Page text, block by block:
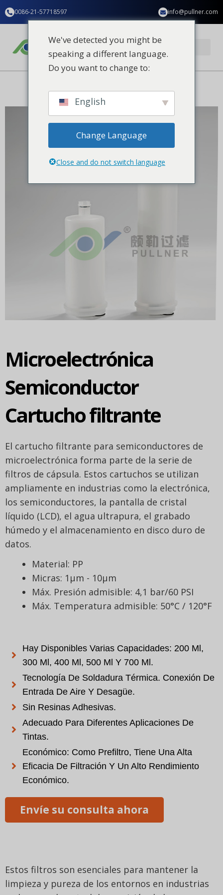
contenido
0086-21-57718597 info@pullner.com
Microelectrónica
Semiconductor
Cartucho filtrante
El cartucho filtrante para semiconductores de
microelectrónica forma parte de la serie de
filtros de cápsula. Estos cartuchos se utilizan
ampliamente en industrias como la electrónica,
los semiconductores, la pantalla de cristal
líquido (LCD), el agua ultrapura, el grabado
húmedo y el almacenamiento en disco duro de
datos.
Material: PP
Micras: 1μm - 10μm
Máx. Presión admisible: 4,1 bar/60 PSI
Máx. Temperatura admisible: 50°C / 120°F
Hay Disponibles Varias Capacidades: 200 Ml,
300 Ml, 400 Ml, 500 Ml Y 700 Ml.
Tecnología De Soldadura Térmica. Conexión De
Entrada De Aire Y Desagüe.
Sin Resinas Adhesivas.
Adecuado Para Diferentes Aplicaciones De
Tintas.
Económico: Como Prefiltro, Tiene Una Alta
Eficacia De Filtración Y Un Alto Rendimiento
Económico.
Envíe su consulta ahora
Estos filtros son esenciales para mantener la
limpieza y pureza de los entornos en industrias
We've detected you might be
speaking a different language.
Do you want to change to:
English
Change Language
Close and do not switch language